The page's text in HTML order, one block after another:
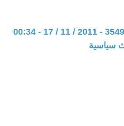
سياسية